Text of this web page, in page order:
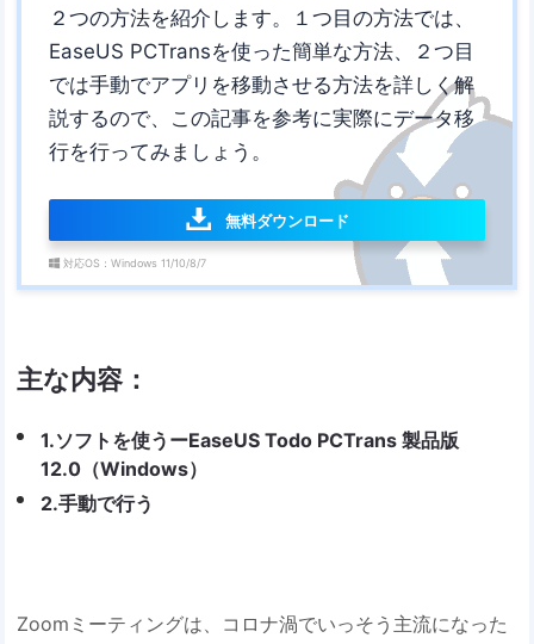
２つの方法を紹介します。１つ目の方法では、
EaseUS PCTransを使った簡単な方法、２つ目
では手動でアプリを移動させる方法を詳しく解
説するので、この記事を参考に実際にデータ移
行を行ってみましょう。
無料ダウンロード
対応OS：Windows 11/10/8/7
主な内容：
1.ソフトを使うーEaseUS Todo PCTrans 製品版
12.0（Windows）
2.手動で行う
Zoomミーティングは、コロナ渦でいっそう主流になった